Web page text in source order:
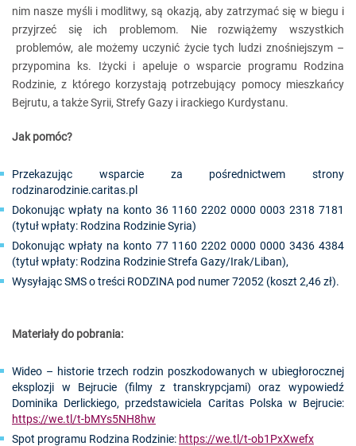
nim nasze myśli i modlitwy, są okazją, aby zatrzymać się w biegu i
przyjrzeć się ich problemom. Nie rozwiążemy wszystkich
problemów, ale możemy uczynić życie tych ludzi znośniejszym –
przypomina ks. Iżycki i apeluje o wsparcie programu Rodzina
Rodzinie, z którego korzystają potrzebujący pomocy mieszkańcy
Bejrutu, a także Syrii, Strefy Gazy i irackiego Kurdystanu.
Jak pomóc?
Przekazując wsparcie za pośrednictwem strony
rodzinarodzinie.caritas.pl
Dokonując wpłaty na konto 36 1160 2202 0000 0003 2318 7181
(tytuł wpłaty: Rodzina Rodzinie Syria)
Dokonując wpłaty na konto 77 1160 2202 0000 0000 3436 4384
(tytuł wpłaty: Rodzina Rodzinie Strefa Gazy/Irak/Liban),
Wysyłając SMS o treści RODZINA pod numer 72052 (koszt 2,46 zł).
Materiały do pobrania:
Wideo – historie trzech rodzin poszkodowanych w ubiegłorocznej
eksplozji w Bejrucie (filmy z transkrypcjami) oraz wypowiedź
Dominika Derlickiego, przedstawiciela Caritas Polska w Bejrucie:
https://we.tl/t-bMYs5NH8hw
Spot programu Rodzina Rodzinie: https://we.tl/t-ob1PxXwefx